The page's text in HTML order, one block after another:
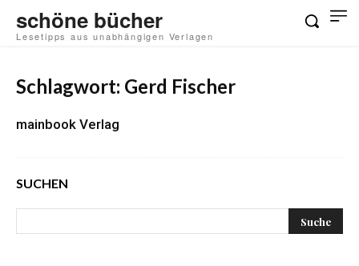
schöne bücher
Lesetipps aus unabhängigen Verlagen
Schlagwort: Gerd Fischer
mainbook Verlag
SUCHEN